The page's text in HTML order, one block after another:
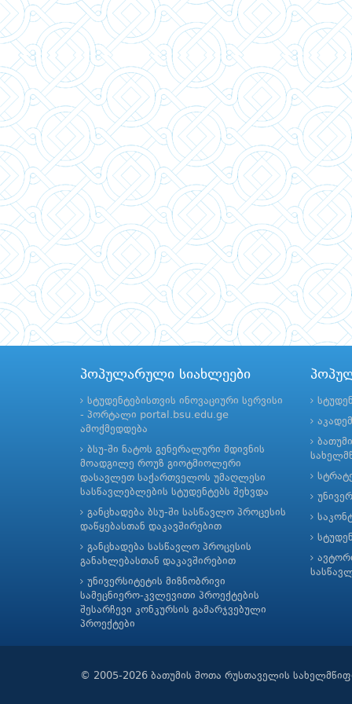
პოპულარული სიახლეები
სტუდენტებისთვის ინოვაციური სერვისი
- პორტალი portal.bsu.edu.ge
ამოქმედდება
ბსუ-ში ნატოს გენერალური მდივნის
მოადგილე როუზ გიოტმიოლერი
დასავლეთ საქართველოს უმაღლესი
სასწავლებლების სტუდენტებს შეხვდა
განცხადება ბსუ-ში სასწავლო პროცესის
დაწყებასთან დაკავშირებით
განცხადება სასწავლო პროცესის
განახლებასთან დაკავშირებით
უნივერსიტეტის მიზნობრივი
სამეცნიერო-კვლევითი პროექტების
შესარჩევი კონკურსის გამარჯვებული
პროექტები
© 2005-2026 ბათუმის შოთა რუსთაველის